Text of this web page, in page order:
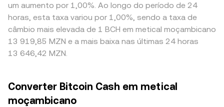
um aumento por 1,00%. Ao longo do período de 24
horas, esta taxa variou por 1,00%, sendo a taxa de
câmbio mais elevada de 1 BCH em metical moçambicano
13 919,85 MZN e a mais baixa nas últimas 24 horas
13 646,42 MZN.
Converter Bitcoin Cash em metical
moçambicano